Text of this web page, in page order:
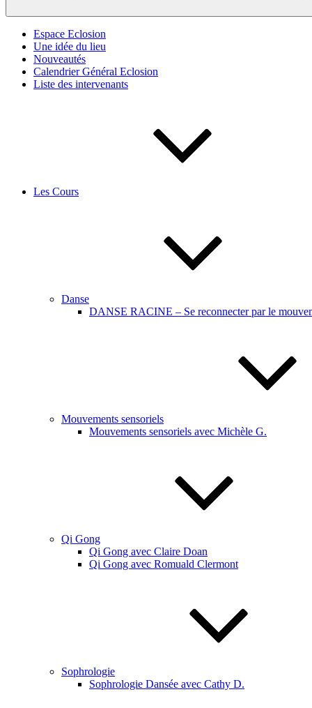
Espace Eclosion
Une idée du lieu
Nouveautés
Calendrier Général Eclosion
Liste des intervenants
Les Cours
Danse
DANSE RACINE – Se reconnecter par le
Mouvements sensoriels
Mouvements sensoriels avec Michèle G.
Qi Gong
Qi Gong avec Claire Doan
Qi Gong avec Romuald Clermont
Sophrologie
Sophrologie Dansée avec Cathy D.